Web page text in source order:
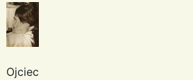
Ojciec